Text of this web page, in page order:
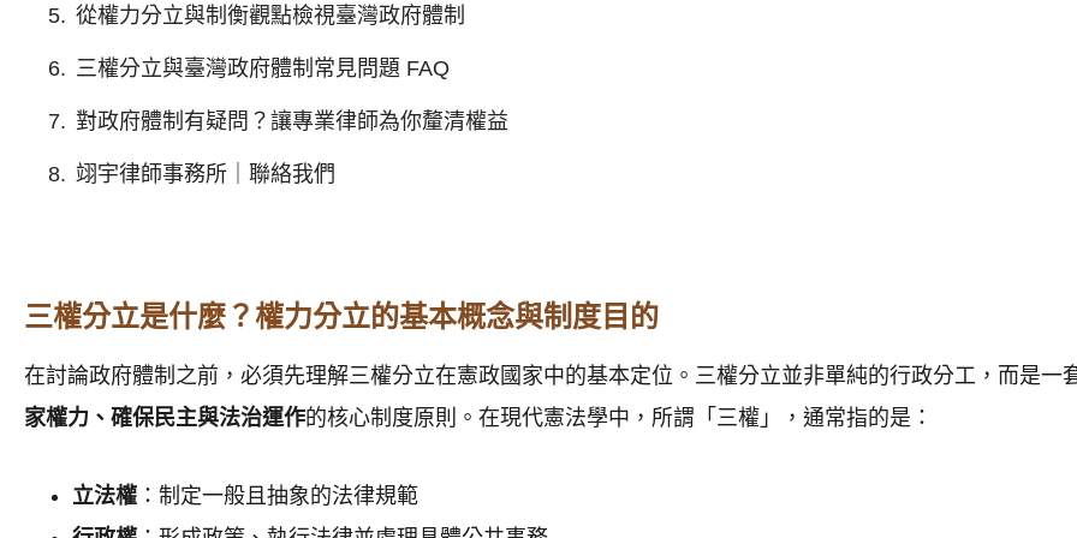
從權力分立與制衡觀點檢視臺灣政府體制
三權分立與臺灣政府體制常見問題 FAQ
對政府體制有疑問？讓專業律師為你釐清權益
翊宇律師事務所｜聯絡我們
三權分立是什麼？權力分立的基本概念與制度目的
在討論政府體制之前，必須先理解三權分立在憲政國家中的基本定位。三權分立並非單純的行政分工，而是一
家權力、確保民主與法治運作的核心制度原則。在現代憲法學中，所謂「三權」，通常指的是：
立法權 ：制定一般且抽象的法律規範